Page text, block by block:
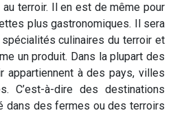
terroir. Il en est de même pour
plus gastronomiques. Il sera
culinaires du terroir et
un produit. Dans la plupart des
appartiennent à des pays, villes
C’est-à-dire des destinations
dans des fermes ou des terroirs